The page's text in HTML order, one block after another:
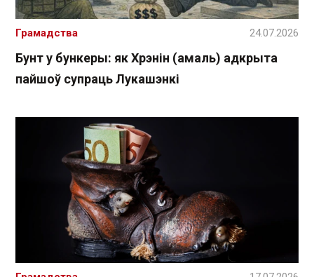
Бунт у бункеры: як Хрэнін (амаль) адкрыта
пайшоў супраць Лукашэнкі
Грамадства 24.07.2026